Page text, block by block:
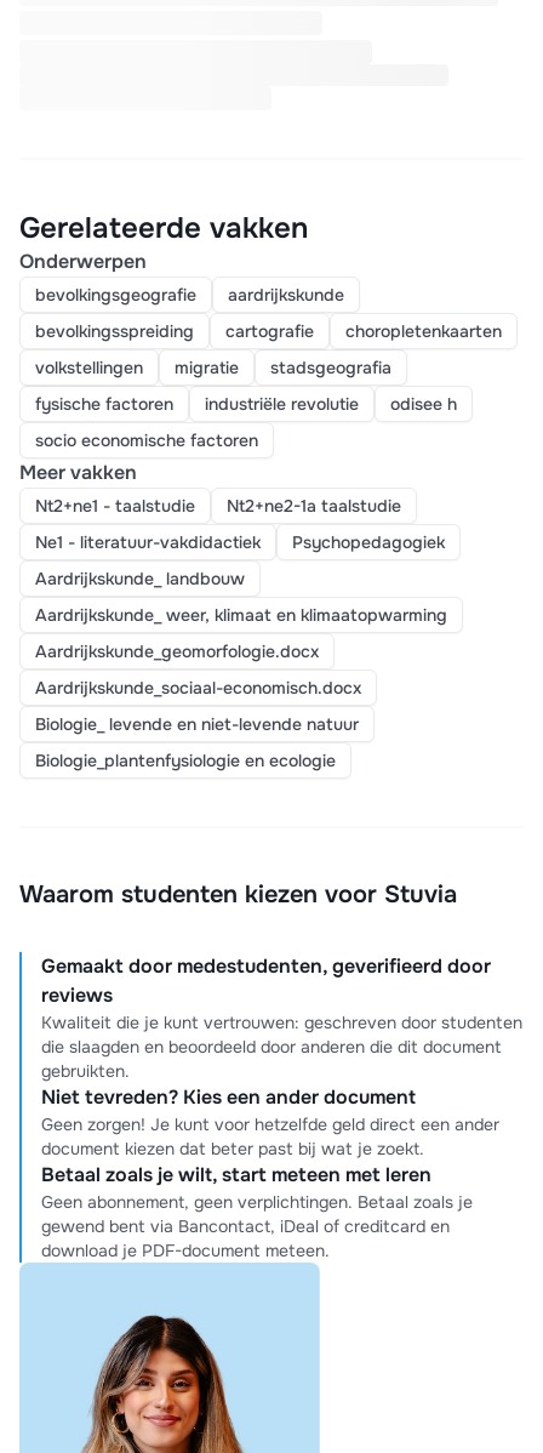
Gerelateerde vakken
Onderwerpen
bevolkingsgeografie
aardrijkskunde
bevolkingsspreiding
cartografie
choropletenkaarten
volkstellingen
migratie
stadsgeografia
fysische factoren
industriële revolutie
odisee h
socio economische factoren
Meer vakken
Nt2+ne1 - taalstudie
Nt2+ne2-1a taalstudie
Ne1 - literatuur-vakdidactiek
Psychopedagogiek
Aardrijkskunde_ landbouw
Aardrijkskunde_ weer, klimaat en klimaatopwarming
Aardrijkskunde_geomorfologie.docx
Aardrijkskunde_sociaal-economisch.docx
Biologie_ levende en niet-levende natuur
Biologie_plantenfysiologie en ecologie
Waarom studenten kiezen voor Stuvia
Gemaakt door medestudenten, geverifieerd door
reviews
Kwaliteit die je kunt vertrouwen: geschreven door studenten
die slaagden en beoordeeld door anderen die dit document
gebruikten.
Niet tevreden? Kies een ander document
Geen zorgen! Je kunt voor hetzelfde geld direct een ander
document kiezen dat beter past bij wat je zoekt.
Betaal zoals je wilt, start meteen met leren
Geen abonnement, geen verplichtingen. Betaal zoals je
gewend bent via Bancontact, iDeal of creditcard en
download je PDF-document meteen.